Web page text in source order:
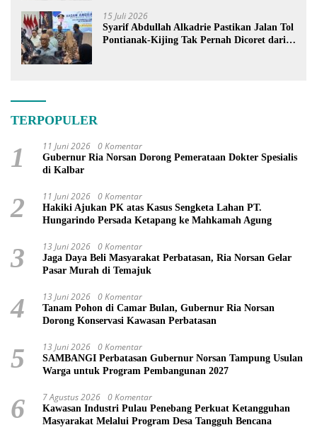
15 Juli 2026
Syarif Abdullah Alkadrie Pastikan Jalan Tol
Pontianak-Kijing Tak Pernah Dicoret dari
TERPOPULER
1 11 Juni 2026 0 Komentar
Gubernur Ria Norsan Dorong Pemerataan Dokter Spesialis
di Kalbar
2 11 Juni 2026 0 Komentar
Hakiki Ajukan PK atas Kasus Sengketa Lahan PT.
Hungarindo Persada Ketapang ke Mahkamah Agung
3 13 Juni 2026 0 Komentar
Jaga Daya Beli Masyarakat Perbatasan, Ria Norsan Gelar
Pasar Murah di Temajuk
4 13 Juni 2026 0 Komentar
Tanam Pohon di Camar Bulan, Gubernur Ria Norsan
Dorong Konservasi Kawasan Perbatasan
5 13 Juni 2026 0 Komentar
SAMBANGI Perbatasan Gubernur Norsan Tampung Usulan
Warga untuk Program Pembangunan 2027
6 7 Agustus 2026 0 Komentar
Kawasan Industri Pulau Penebang Perkuat Ketangguhan
Masyarakat Melalui Program Desa Tangguh Bencana